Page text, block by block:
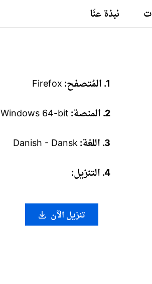
نبذة عنّا
1. المُتصفح: Firefox
2. المنصة: Windows 64-bit
3. اللغة: Danish - Dansk
4. التنزيل:
تنزيل الآن